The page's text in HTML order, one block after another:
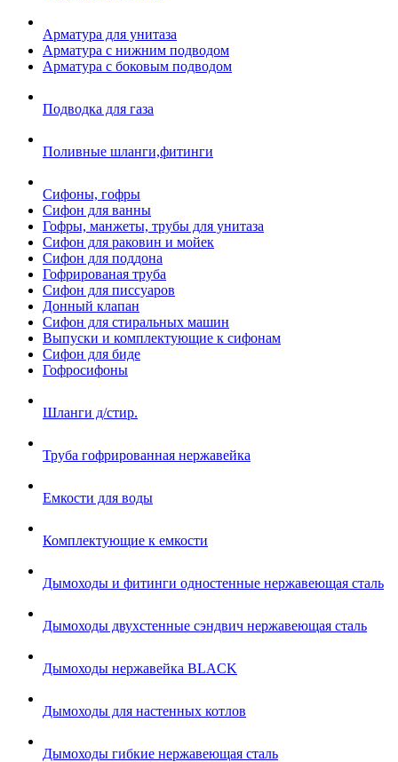
Арматура для унитаза
Арматура с нижним подводом
Арматура с боковым подводом
Подводка для газа
Поливные шланги,фитинги
Сифоны, гофры
Сифон для ванны
Гофры, манжеты, трубы для унитаза
Сифон для раковин и мойек
Сифон для поддона
Гофрированая труба
Сифон для писсуаров
Донный клапан
Сифон для стиральных машин
Выпуски и комплектующие к сифонам
Сифон для биде
Гофросифоны
Шланги д/стир.
Труба гофрированная нержавейка
Емкости для воды
Комплектующие к емкости
Дымоходы и фитинги одностенные нержавеющая сталь
Дымоходы двухстенные сэндвич нержавеющая сталь
Дымоходы нержавейка BLACK
Дымоходы для настенных котлов
Дымоходы гибкие нержавеющая сталь